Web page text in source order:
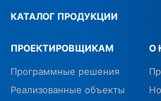
КАТАЛОГ ПРОДУКЦИИ
ПРОЕКТИРОВЩИКАМ
Программные решения
Реализованные объекты
О